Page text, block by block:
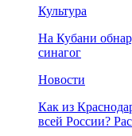
Культура
На Кубани
синагог
Новости
Как из
всей России?